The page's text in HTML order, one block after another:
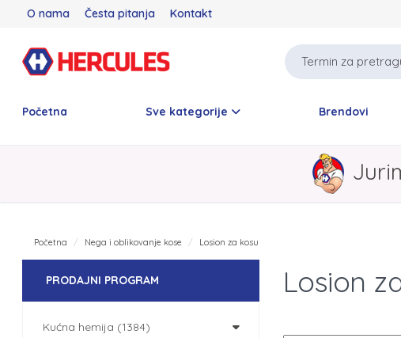
O nama Česta pitanja Kontakt
Početna Sve kategorije Brendovi
Početna Nega i oblikovanje kose Losion za kosu
PRODAJNI PROGRAM
Kućna hemija (1384)
Losion